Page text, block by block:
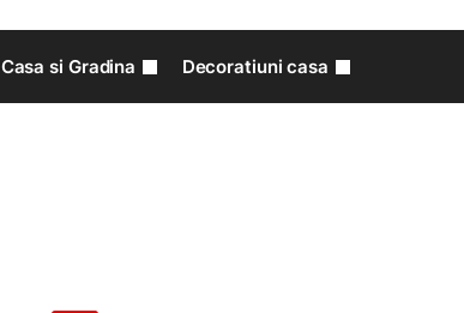
Casa si Gradina Decoratiuni casa